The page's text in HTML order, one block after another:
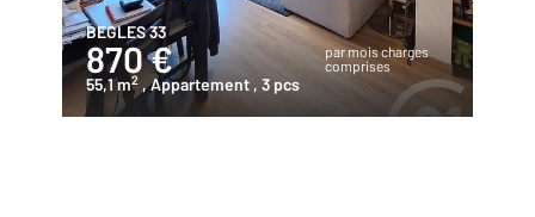
BEGLES 33
870 €
par mois charges
comprises
55,1 m2 , Appartement , 3 pcs